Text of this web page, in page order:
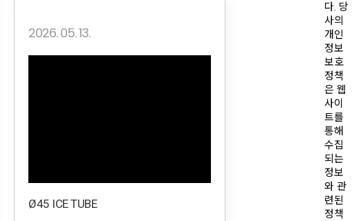
2026. 05. 13.
Ø45 ICE TUBE
다. 당
사의
개인
정보
보호
정책
은 웹
사이
트를
통해
수집
되는
정보
와 관
련된
정책